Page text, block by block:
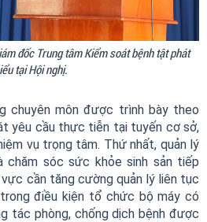
đốc Trung tâm Kiểm soát bệnh tật phát
tại Hội nghị.
chuyên môn được trình bày theo
yêu cầu thực tiễn tại tuyến cơ sở,
vụ trọng tâm. Thứ nhất, quản lý
chăm sóc sức khỏe sinh sản tiếp
cần tăng cường quản lý liên tục
điều kiện tổ chức bộ máy có
tác phòng, chống dịch bệnh được